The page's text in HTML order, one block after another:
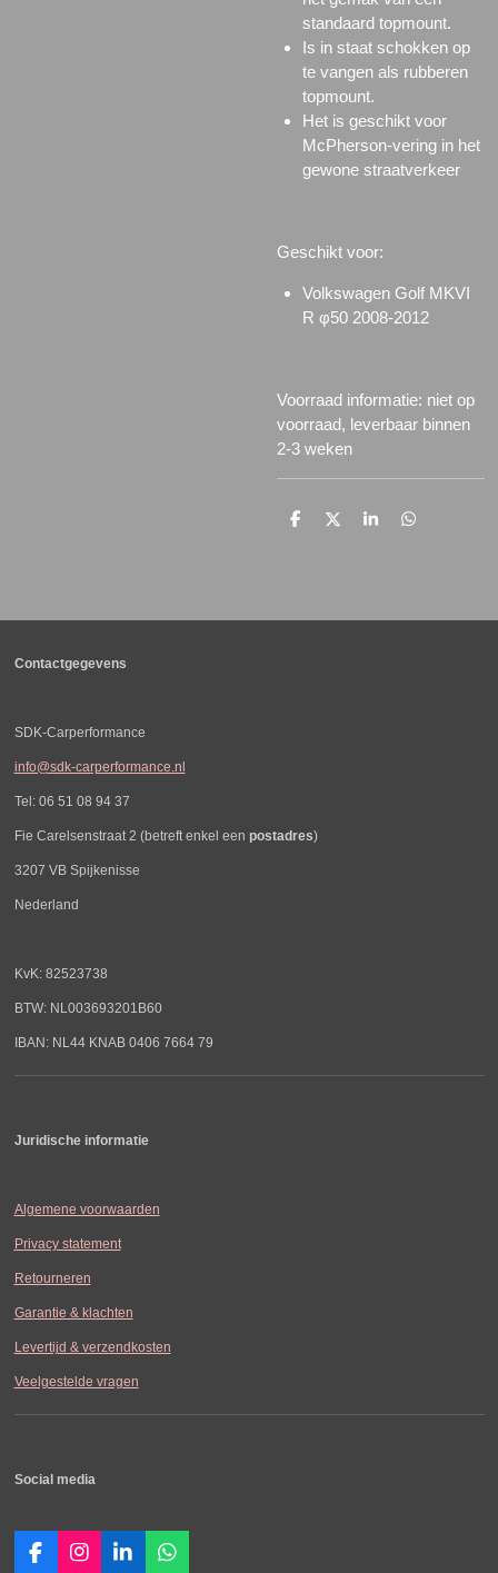
standaard topmount.
Is in staat schokken op
te vangen als rubberen
topmount.
Het is geschikt voor
McPherson-vering in het
gewone straatverkeer
Geschikt voor:
Volkswagen Golf MKVI
R φ50 2008-2012
Voorraad informatie: niet op
voorraad, leverbaar binnen
2-3 weken
D
D
S
D
Contactgegevens
SDK-Carperformance
info@sdk-carperformance.nl
Tel: 06 51 08 94 37
Fie Carelsenstraat 2 (betreft enkel een postadres)
3207 VB Spijkenisse
Nederland
KvK: 82523738
BTW: NL003693201B60
IBAN: NL44 KNAB 0406 7664 79
Juridische informatie
Algemene voorwaarden
Privacy statement
Retourneren
Garantie & klachten
Levertijd & verzendkosten
Veelgestelde vragen
Social media
F
I
L
W